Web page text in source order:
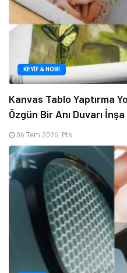
KEYIF & HOBI
Kanvas Tablo Yaptırma
Özgün Bir Anı Duvarı
06 Tem 2026, Pts